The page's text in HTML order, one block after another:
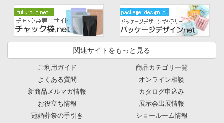
関連サイトをもっと見る
ご利用ガイド
よくある質問
新商品メルマガ情報
お役立ち情報
冠婚葬祭の手引き
商品カテゴリ一覧
オンライン相談
カタログ申込み
展示会出展情報
ショールーム情報